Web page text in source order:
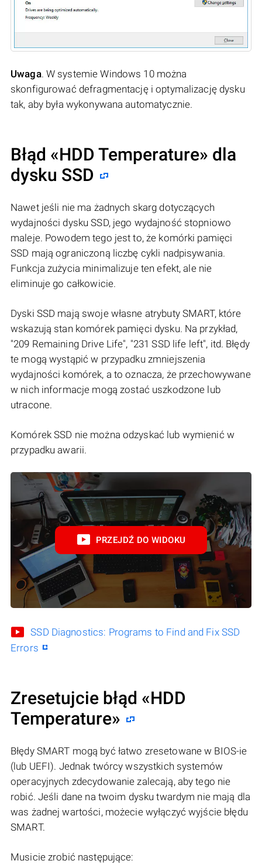
Uwaga. W systemie Windows 10 można
skonfigurować defragmentację i optymalizację dysku
tak, aby była wykonywana automatycznie.
Błąd «HDD Temperature» dla
dysku SSD
Nawet jeśli nie ma żadnych skarg dotyczących
wydajności dysku SSD, jego wydajność stopniowo
maleje. Powodem tego jest to, że komórki pamięci
SSD mają ograniczoną liczbę cykli nadpisywania.
Funkcja zużycia minimalizuje ten efekt, ale nie
eliminuje go całkowicie.
Dyski SSD mają swoje własne atrybuty SMART, które
wskazują stan komórek pamięci dysku. Na przykład,
"209 Remaining Drive Life", "231 SSD life left", itd. Błędy
te mogą wystąpić w przypadku zmniejszenia
wydajności komórek, a to oznacza, że przechowywane
w nich informacje mogą zostać uszkodzone lub
utracone.
Komórek SSD nie można odzyskać lub wymienić w
przypadku awarii.
PRZEJDŹ DO WIDOKU
SSD Diagnostics: Programs to Find and Fix SSD
Errors
Zresetujcie błąd «HDD
Temperature»
Błędy SMART mogą być łatwo zresetowane w BIOS-ie
(lub UEFI). Jednak twórcy wszystkich systemów
operacyjnych zdecydowanie zalecają, aby tego nie
robić. Jeśli dane na twoim dysku twardym nie mają dla
was żadnej wartości, możecie wyłączyć wyjście błędu
SMART.
Musicie zrobić następujące: